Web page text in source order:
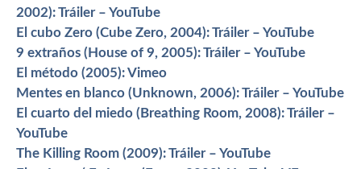
2002): Tráiler – YouTube
El cubo Zero (Cube Zero, 2004): Tráiler – YouTube
9 extraños (House of 9, 2005): Tráiler – YouTube
El método (2005): Vimeo
Mentes en blanco (Unknown, 2006): Tráiler – YouTube
El cuarto del miedo (Breathing Room, 2008): Tráiler –
YouTube
The Killing Room (2009): Tráiler – YouTube